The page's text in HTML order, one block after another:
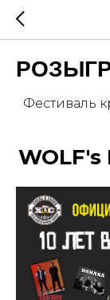
Фестиваль
WOLF's